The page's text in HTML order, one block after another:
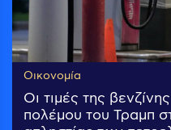
Οικονομία
Οι τιμές της
πολέμου του Τραμπ